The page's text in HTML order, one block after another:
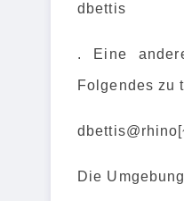
dbettis
. Eine
Folgendes zu
Die